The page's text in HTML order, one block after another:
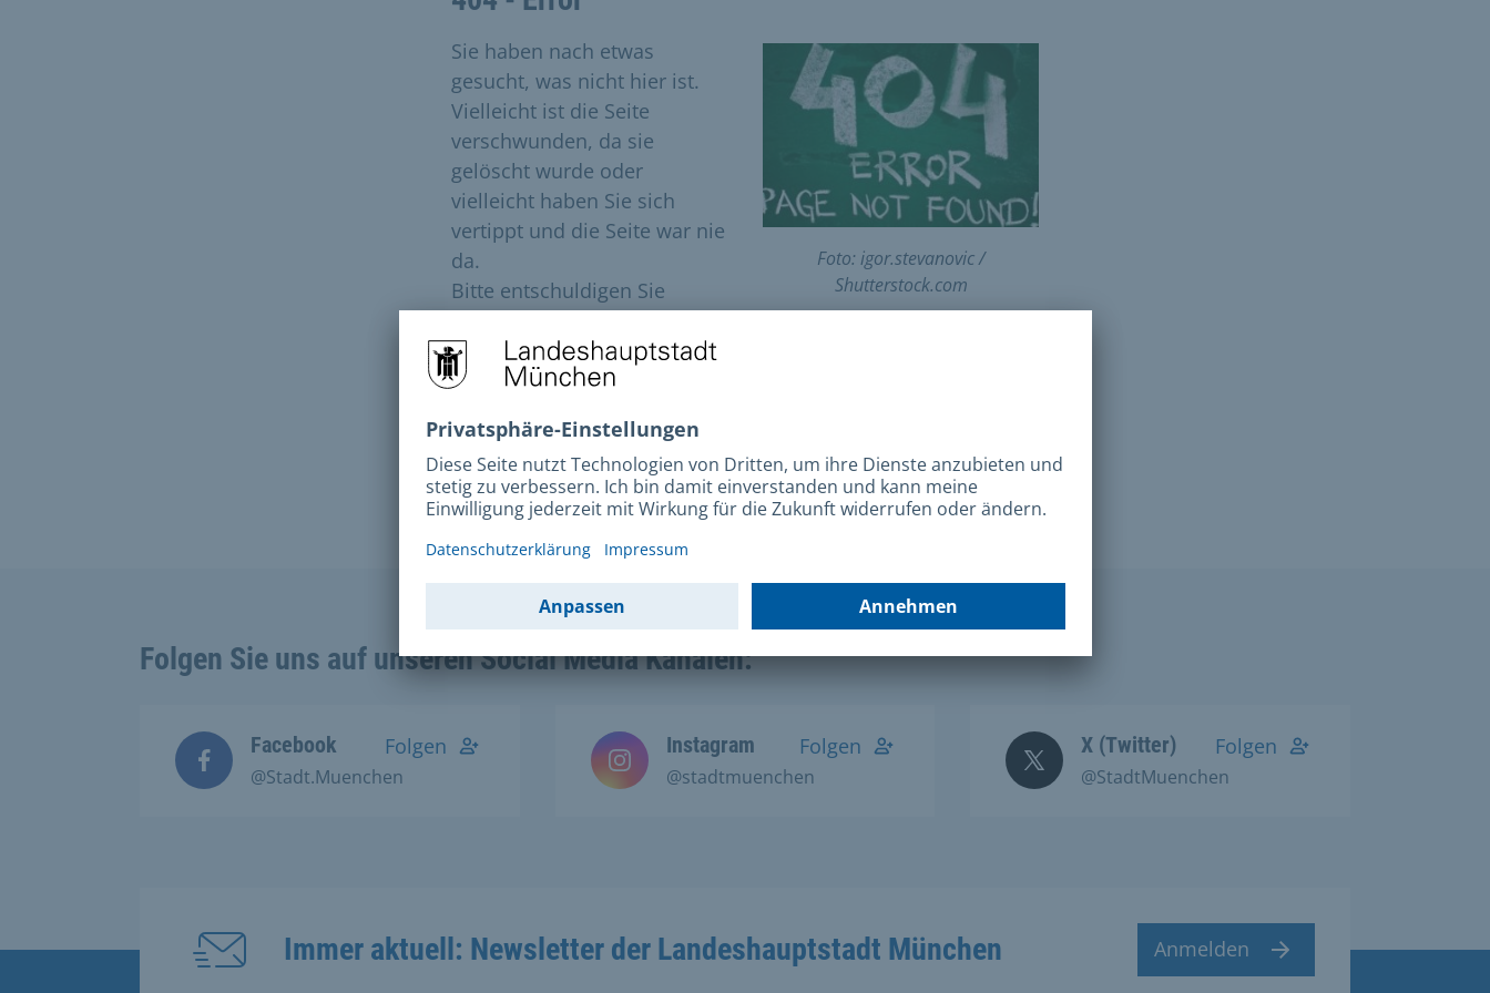
Foto: igor.stevanovic /
Shutterstock.com
Sie haben nach etwas
gesucht, was nicht hier ist.
Vielleicht ist die Seite
verschwunden, da sie
gelöscht wurde oder
vielleicht haben Sie sich
vertippt und die Seite war nie
da.
Bitte entschuldigen Sie
Bitte versuchen Sie folgende Möglichkeiten:
entsprechende Seite zu finden.
Versuchen Sie den gewünschten Inhalt überunsere
Homepagezu finden.
Folgen Sie uns auf unseren Social Media Kanälen:
Facebook
@Stadt.Muenchen
Folgen Instagram
@stadtmuenchen
Folgen X (Twitter)
@StadtMuenchen
Folgen
Immer aktuell: Newsletter der Landeshauptstadt München Anmelden